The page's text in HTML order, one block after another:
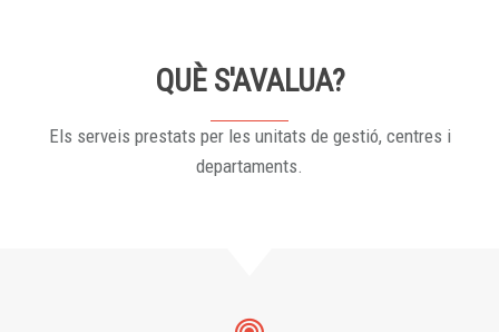
QUÈ S'AVALUA?
Els serveis prestats per les unitats de gestió, centres i
departaments.